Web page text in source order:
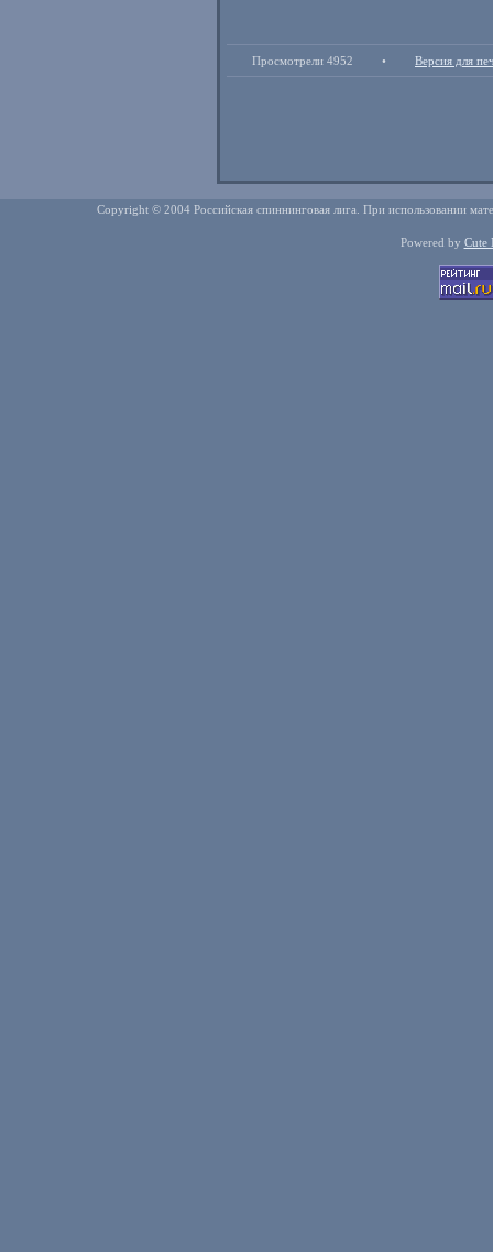
Просмотрели 4952 • Версия для
Copyright © 2004 Российская спиннинговая лига. При использовании
Powered by Cute